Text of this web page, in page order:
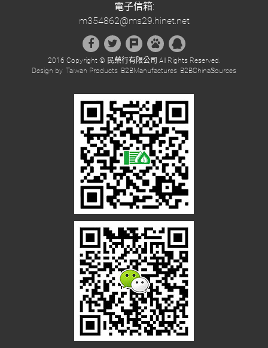
電子信箱:
m354862@ms29.hinet.net
2016 Copyright © 民榮行有限公司 All Rights Reserved.
Design by Taiwan Products B2BManufactures B2BChinaSources